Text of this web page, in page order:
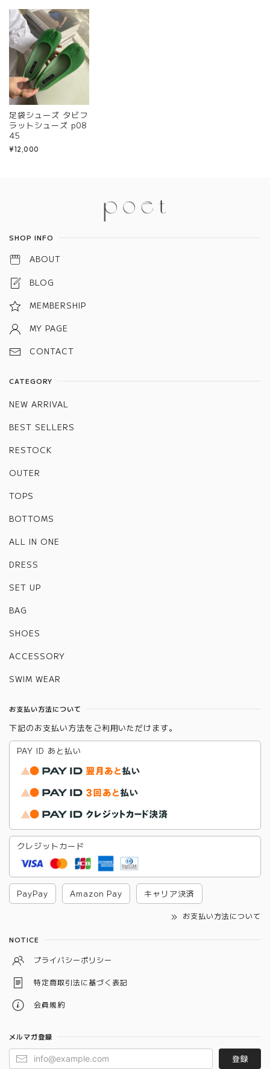
足袋シューズ タビフ
ラットシューズ p08
45
¥12,000
SHOP INFO
ABOUT
BLOG
MEMBERSHIP
MY PAGE
CONTACT
CATEGORY
NEW ARRIVAL
BEST SELLERS
RESTOCK
OUTER
TOPS
BOTTOMS
ALL IN ONE
DRESS
SET UP
BAG
SHOES
ACCESSORY
SWIM WEAR
お支払い方法について
下記のお支払い方法をご利用いただけます。
PAY ID あと払い
クレジットカード
PayPay Amazon Pay キャリア決済
お支払い方法について
NOTICE
プライバシーポリシー
特定商取引法に基づく表記
会員規約
メルマガ登録
登録